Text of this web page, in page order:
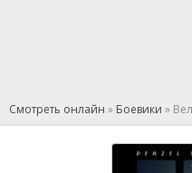
Смотреть онлайн » Боевики »